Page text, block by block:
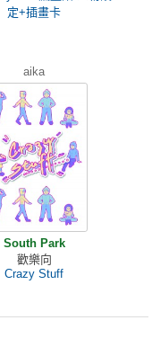
定+插畫卡
aika
South Park
歡樂向
Crazy Stuff